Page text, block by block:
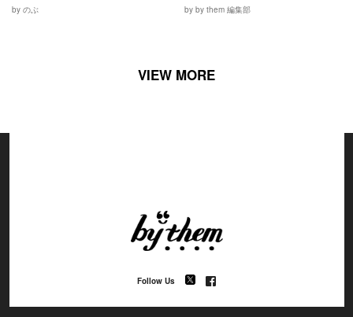
by のぶ by by them 編集部
VIEW MORE
Follow Us